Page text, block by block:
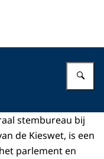
stembureau bij
de Kieswet, is een
parlement en